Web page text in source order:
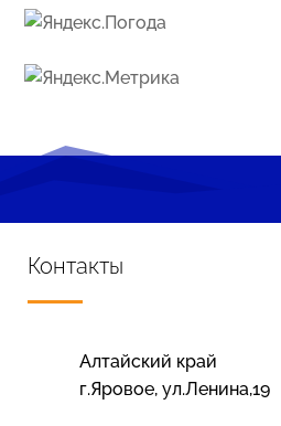
Контакты
Алтайский край
г.Яровое, ул.Ленина,19